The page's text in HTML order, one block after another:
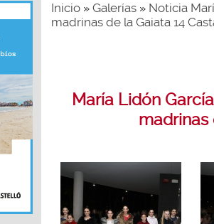
Inicio» Galerías» Noticia
madrinas de la Gaiata 14
María Lidón
madrinas